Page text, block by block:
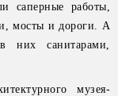
саперные работы,
мосты и дороги. А
них санитарами,
музея-